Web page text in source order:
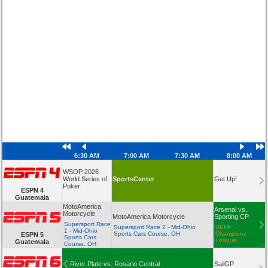
6:30 AM 7:00 AM 7:30 AM 8:00 AM
ESPN 4
Guatemala
WSOP 2026
World Series of
Poker
SportsCenter Get Up!
ESPN 5
Guatemala
MotoAmerica
Motorcycle
Supersport Race
1 - Mid-Ohio
Sports Cars
Course, OH
MotoAmerica Motorcycle
Supersport Race 2 - Mid-Ohio
Sports Cars Course, OH
Arsenal vs.
Sporting CP
UEFA
Champions
League
River Plate vs. Rosario Central SailGP